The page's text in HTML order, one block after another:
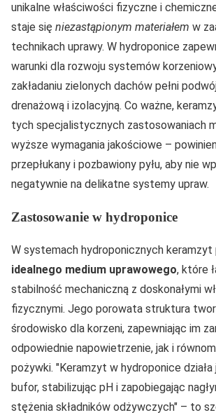
unikalne właściwości fizyczne i
staje się niezastąpionym materiałem w
technikach uprawy. W hydroponice
warunki dla rozwoju systemów
zakładaniu zielonych dachów pełni
drenażową i izolacyjną. Co ważne,
tych specjalistycznych zastosowaniach
wyższe wymagania jakościowe –
przepłukany i pozbawiony pyłu, aby nie
negatywnie na delikatne systemy upraw.
Zastosowanie w hydroponice
W systemach hydroponicznych keramzyt
idealnego medium uprawowego, które
stabilność mechaniczną z doskonałymi
fizycznymi. Jego porowata struktura
środowisko dla korzeni, zapewniając im
odpowiednie napowietrzenie, jak i
pożywki. Keramzyt w hydroponice działa
bufor, stabilizując pH i zapobiegając
stężenia składników odżywczych – to